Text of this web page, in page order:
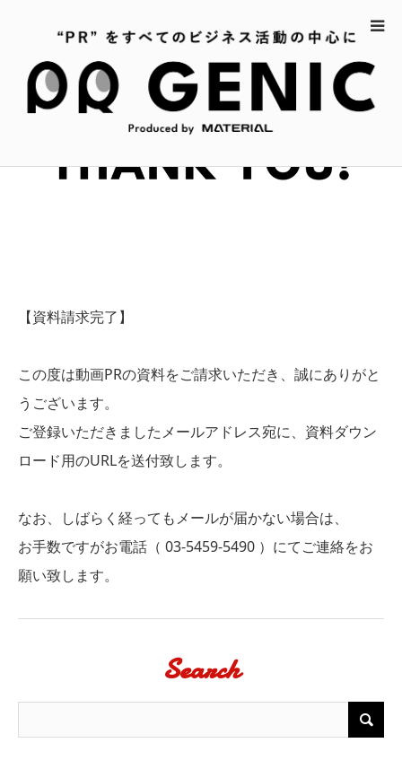
ホーム【動画PR】THANK YOU！
【資料請求完了】
この度は動画PRの資料をご請求いただき、誠にありがと
うございます。
ご登録いただきましたメールアドレス宛に、資料ダウン
ロード用のURLを送付致します。
なお、しばらく経ってもメールが届かない場合は、
お手数ですがお電話（ 03-5459-5490 ）にてご連絡をお
願い致します。
Search